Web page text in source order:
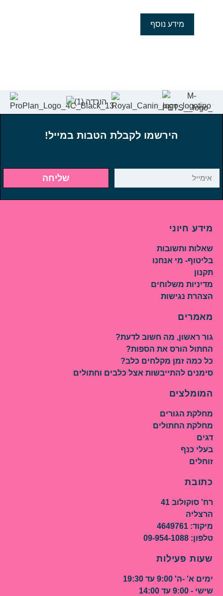
מידע נוסף
הירשמו לקבלת הטבות במייל!
שליחה
מידע חיוני
שאלות ותשובות
בליטוף- מי אנחנו
תקנון
מדיניות משלוחים
הצהרת נגישות
מאמרים
גור ראשון, מה חשוב לדעת?
החתול הורס את הספות?
כל כמה זמן מקלחים כלב?
סימנים להתייבשות אצל כלבים וחתולים
המומלצים
מחלקת הגורים
מחלקת החתולים
דגים
בעלי כנף
זוחלים
כתובת
רח' סוקולוב 41
הרצליה
מיקוד: 4649761
טלפון: 09-954-1088
שעות פעילות
ימים א' -ה' 9:00 עד 19:30
שישי - 9:00 עד 14:00